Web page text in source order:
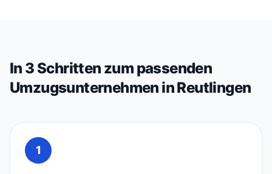
In 3 Schritten zum passenden
Umzugsunternehmen in Reutlingen
1